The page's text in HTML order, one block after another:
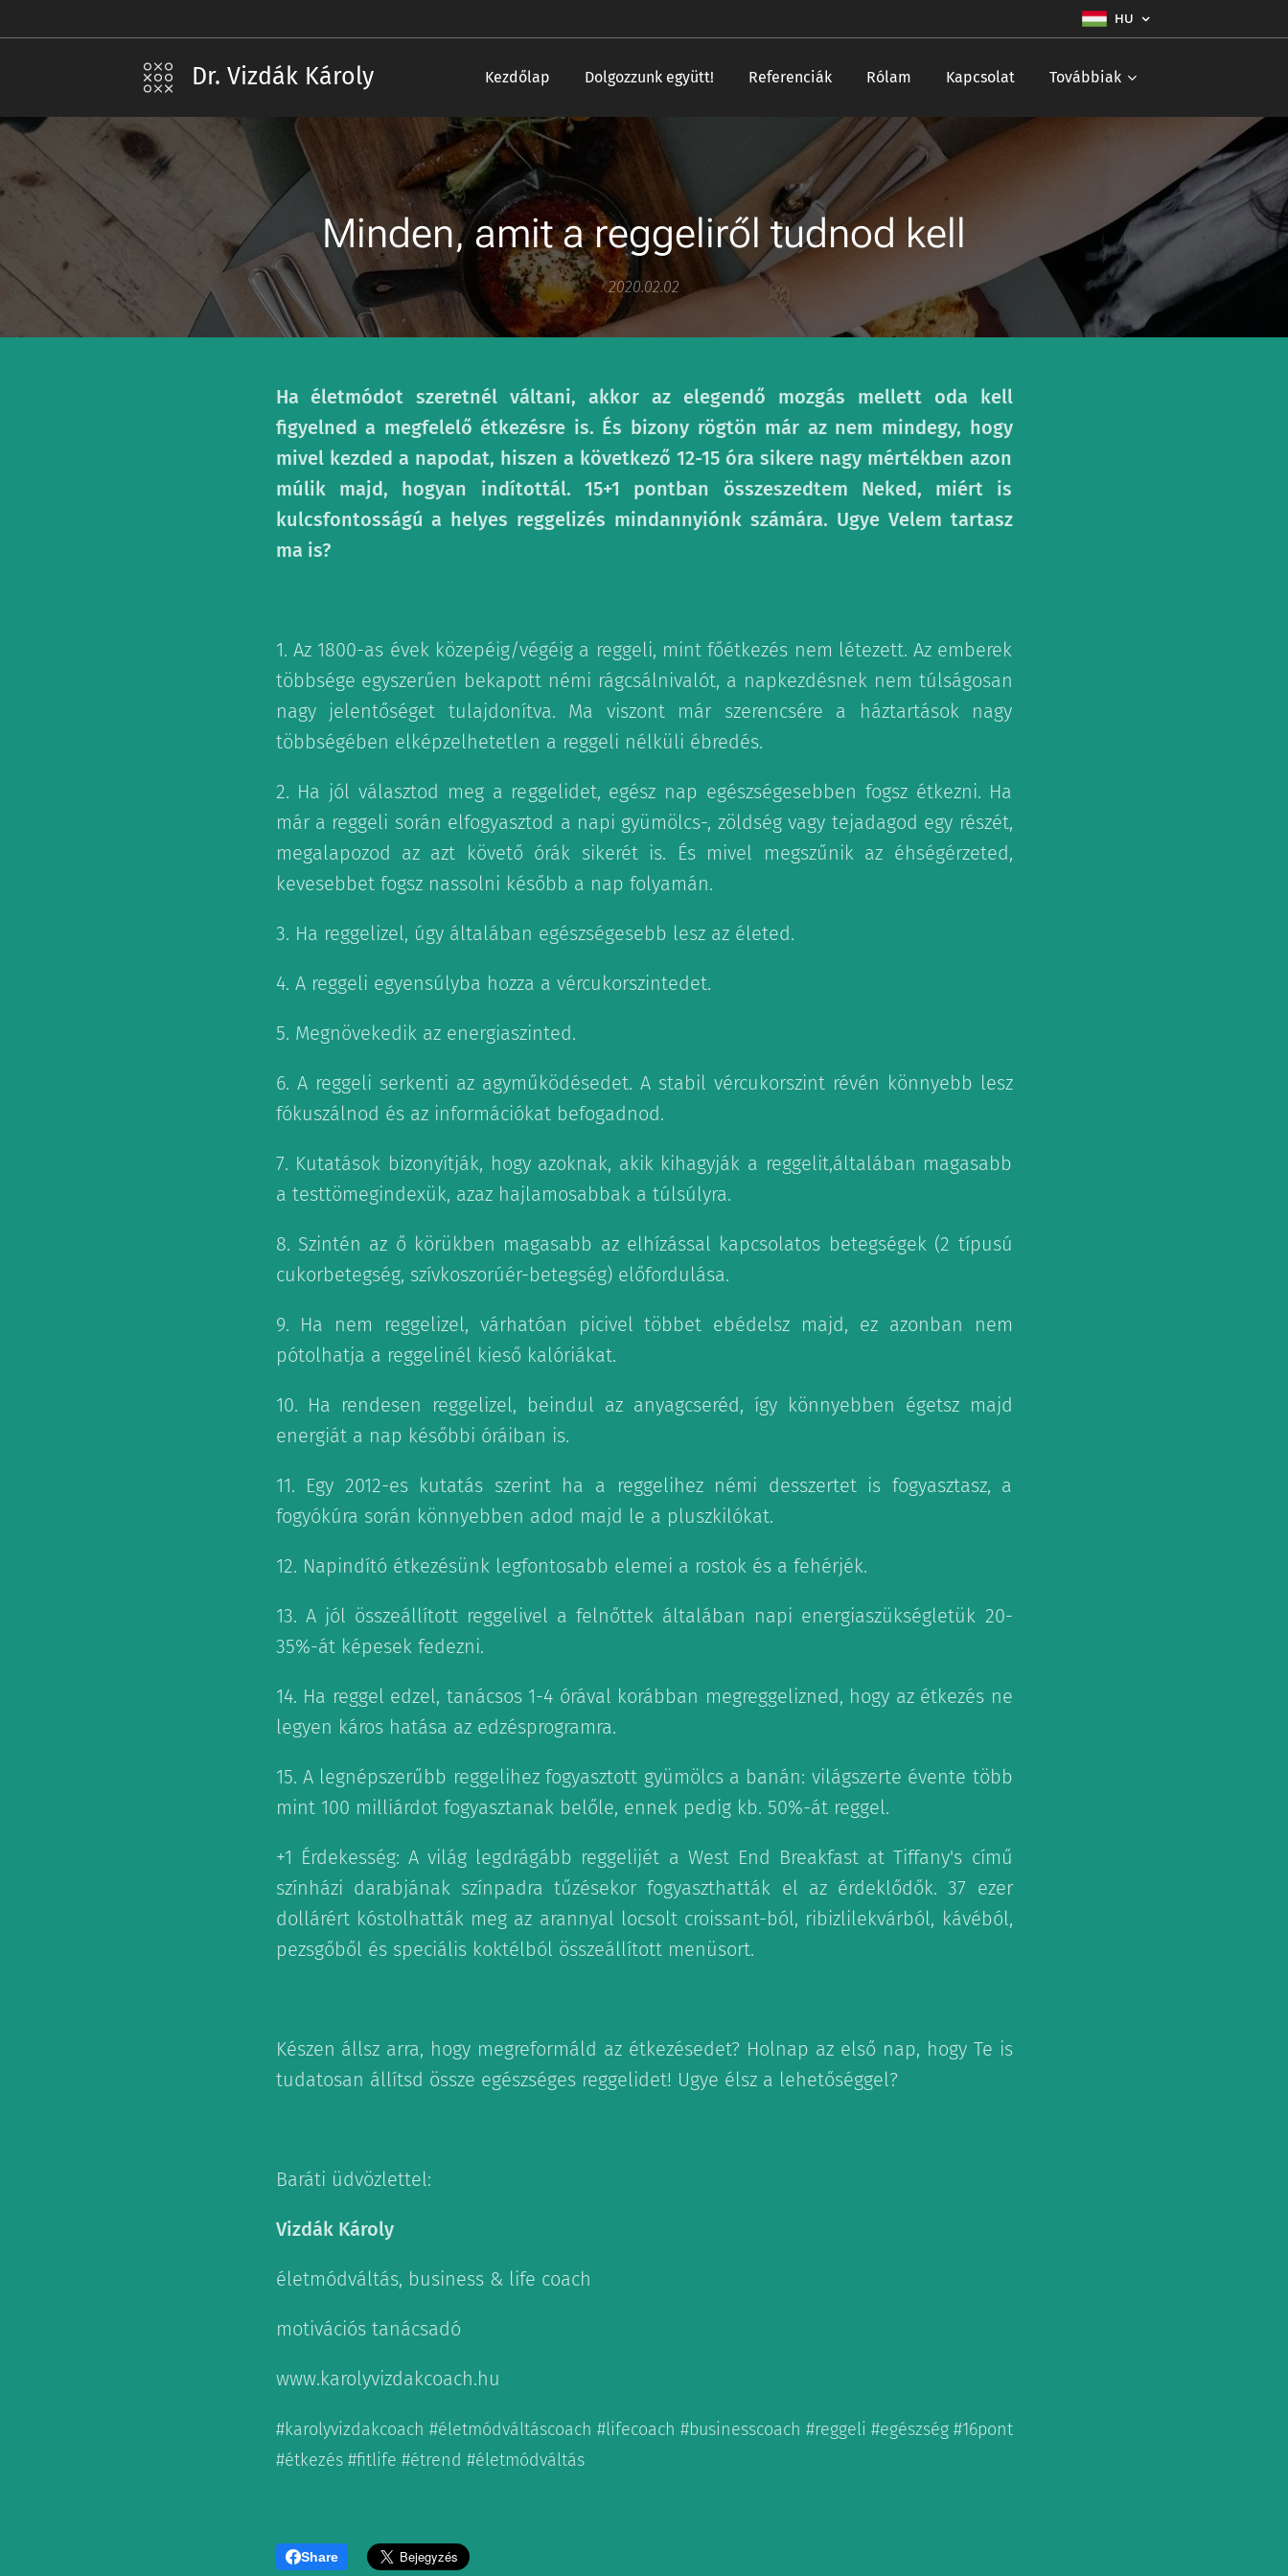
HU
Dr. Vizdák Károly Kezdőlap Dolgozzunk együtt! Referenciák Rólam Kapcsolat Továbbiak
Minden, amit a reggeliről tudnod kell
2020.02.02
Ha életmódot szeretnél váltani, akkor az elegendő mozgás mellett oda kell
figyelned a megfelelő étkezésre is. És bizony rögtön már az nem mindegy, hogy
mivel kezded a napodat, hiszen a következő 12-15 óra sikere nagy mértékben azon
múlik majd, hogyan indítottál. 15+1 pontban összeszedtem Neked, miért is
kulcsfontosságú a helyes reggelizés mindannyiónk számára. Ugye Velem tartasz
ma is?
1. Az 1800-as évek közepéig/végéig a reggeli, mint főétkezés nem létezett. Az emberek
többsége egyszerűen bekapott némi rágcsálnivalót, a napkezdésnek nem túlságosan
nagy jelentőséget tulajdonítva. Ma viszont már szerencsére a háztartások nagy
többségében elképzelhetetlen a reggeli nélküli ébredés.
2. Ha jól választod meg a reggelidet, egész nap egészségesebben fogsz étkezni. Ha
már a reggeli során elfogyasztod a napi gyümölcs-, zöldség vagy tejadagod egy részét,
megalapozod az azt követő órák sikerét is. És mivel megszűnik az éhségérzeted,
kevesebbet fogsz nassolni később a nap folyamán.
3. Ha reggelizel, úgy általában egészségesebb lesz az életed.
4. A reggeli egyensúlyba hozza a vércukorszintedet.
5. Megnövekedik az energiaszinted.
6. A reggeli serkenti az agyműködésedet. A stabil vércukorszint révén könnyebb lesz
fókuszálnod és az információkat befogadnod.
7. Kutatások bizonyítják, hogy azoknak, akik kihagyják a reggelit,általában magasabb
a testtömegindexük, azaz hajlamosabbak a túlsúlyra.
8. Szintén az ő körükben magasabb az elhízással kapcsolatos betegségek (2 típusú
cukorbetegség, szívkoszorúér-betegség) előfordulása.
9. Ha nem reggelizel, várhatóan picivel többet ebédelsz majd, ez azonban nem
pótolhatja a reggelinél kieső kalóriákat.
10. Ha rendesen reggelizel, beindul az anyagcseréd, így könnyebben égetsz majd
energiát a nap későbbi óráiban is.
11. Egy 2012-es kutatás szerint ha a reggelihez némi desszertet is fogyasztasz, a
fogyókúra során könnyebben adod majd le a pluszkilókat.
12. Napindító étkezésünk legfontosabb elemei a rostok és a fehérjék.
13. A jól összeállított reggelivel a felnőttek általában napi energiaszükségletük 20-
35%-át képesek fedezni.
14. Ha reggel edzel, tanácsos 1-4 órával korábban megreggelizned, hogy az étkezés ne
legyen káros hatása az edzésprogramra.
15. A legnépszerűbb reggelihez fogyasztott gyümölcs a banán: világszerte évente több
mint 100 milliárdot fogyasztanak belőle, ennek pedig kb. 50%-át reggel.
+1 Érdekesség: A világ legdrágább reggelijét a West End Breakfast at Tiffany's című
színházi darabjának színpadra tűzésekor fogyaszthatták el az érdeklődők. 37 ezer
dollárért kóstolhatták meg az arannyal locsolt croissant-ból, ribizlilekvárból, kávéból,
pezsgőből és speciális koktélból összeállított menüsort.
Készen állsz arra, hogy megreformáld az étkezésedet? Holnap az első nap, hogy Te is
tudatosan állítsd össze egészséges reggelidet! Ugye élsz a lehetőséggel?
Baráti üdvözlettel:
Vizdák Károly
életmódváltás, business & life coach
motivációs tanácsadó
www.karolyvizdakcoach.hu
#karolyvizdakcoach #életmódváltáscoach #lifecoach #businesscoach #reggeli #egészség #16pont
#étkezés #fitlife #étrend #életmódváltás
Share